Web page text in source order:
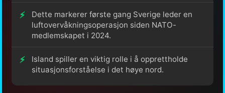
Dette markerer første gang Sverige leder en
luftovervåkningsoperasjon siden NATO-
medlemskapet i 2024.
Island spiller en viktig rolle i å opprettholde
situasjonsforståelse i det høye nord.